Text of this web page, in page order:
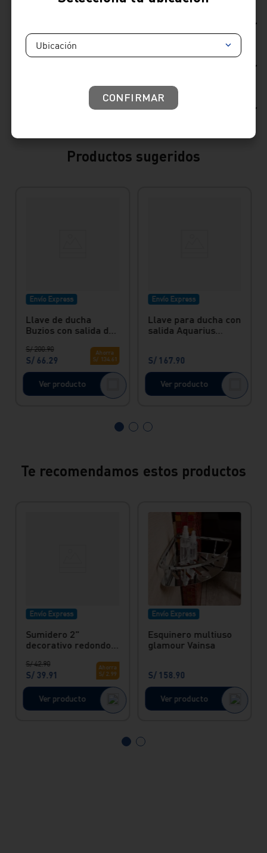
Consideraciones de producto
Productos sugeridos
Envío Express
Llave de ducha
Buzios con salida de
Italgrif
S/ 200.90
S/ 66.29
Ahorra
S/ 134. 61
Ver producto
Envío Express
Llave para ducha con
salida Aquarius
S/ 167.90
Ver producto
Te recomendamos estos productos
Envío Express
Sumidero 2"
decorativo redondo
S/ 42.90
S/ 39.91
Ahorra
S/ 2 99
Ver producto
Envío Express
Esquinero multiuso
glamour Vainsa
S/ 158.90
Ver producto
Ubicación
CONFIRMAR